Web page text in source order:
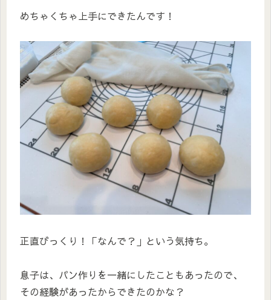
めちゃくちゃ上手にできたんです！
正直びっくり！「なんで？」という気持ち。
息子は、パン作りを一緒にしたこともあったので、
その経験があったからできたのかな？